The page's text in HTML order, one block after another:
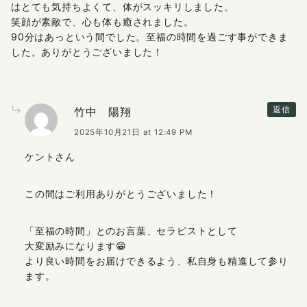
はとても気持ちよくて、体がスッキリしました。
笑顔が素敵で、心も体も癒されました。
90分はあっという間でした。至福の時間を過ごす事ができま
した。ありがとうございました！
返信
竹中 陽翔
2025年10月21日 at 12:49 PM
ケントさん
この間はご利用ありがとうございました！
「至福の時間」とのお言葉、セラピストとして
大変励みになります😁
より良い時間をお届けできるよう、私自身も精進して参り
ます。